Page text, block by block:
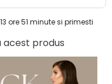
13 ore51 minutesi primesti
acest produs